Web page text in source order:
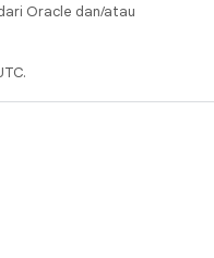
Oracle dan/atau